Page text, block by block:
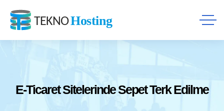
E-Ticaret Sitelerinde Sepet Terk Edilme